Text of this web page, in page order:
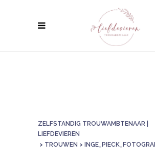
ZELFSTANDIG TROUWAMBTENAAR |
LIEFDEVIEREN
> TROUWEN >